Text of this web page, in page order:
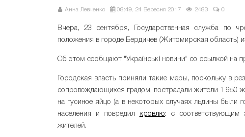
Анна Левченко 08:49, 24 Вересня 2017 2483 0
Вчера, 23 сентября, Государственная служба по
положения в городе Бердичев (Житомирская область)
Об этом сообщают "Українські новини" со ссылкой на
Городская власть приняли такие меры, поскольку в
сопровождающихся градом, пострадали жители 1 950
на гусиное яйцо (а в некоторых случаях льдины были
населения и повредил кровлю: с соответствующим
жителей.